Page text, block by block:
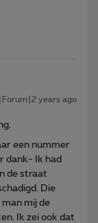
years ago
een nummer
dank- Ik had
de straat
Die
mij de
Ik zei ook dat